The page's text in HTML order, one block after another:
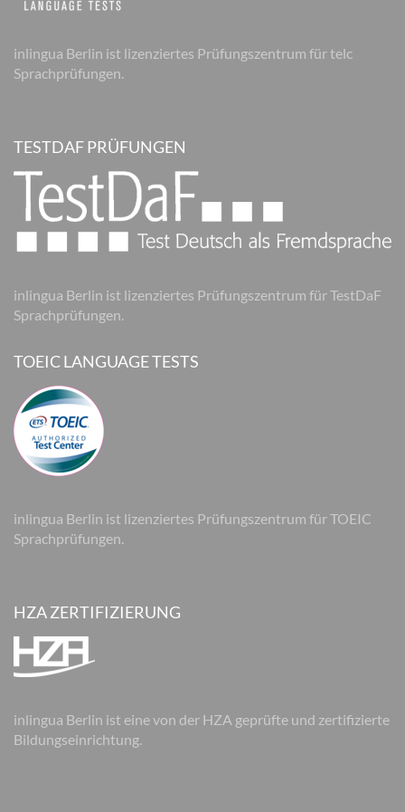
inlingua Berlin ist lizenziertes Prüfungszentrum für telc
Sprachprüfungen.
TESTDAF PRÜFUNGEN
inlingua Berlin ist lizenziertes Prüfungszentrum für TestDaF
Sprachprüfungen.
TOEIC LANGUAGE TESTS
inlingua Berlin ist lizenziertes Prüfungszentrum für TOEIC
Sprachprüfungen.
HZA ZERTIFIZIERUNG
inlingua Berlin ist eine von der HZA geprüfte und zertifizierte
Bildungseinrichtung.